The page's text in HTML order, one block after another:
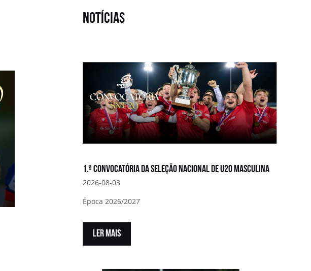
notícias
1.ª convocatória da Seleção Nacional de U20 Masculina
2026-08-03
Época 2026/2027
LER MAIS